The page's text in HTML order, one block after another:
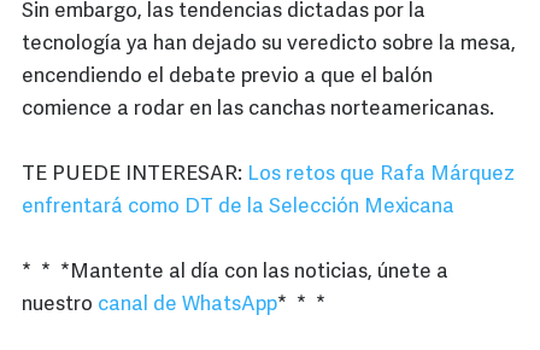
Sin embargo, las tendencias dictadas por la
tecnología ya han dejado su veredicto sobre la mesa,
encendiendo el debate previo a que el balón
comience a rodar en las canchas norteamericanas.
TE PUEDE INTERESAR: Los retos que Rafa Márquez
enfrentará como DT de la Selección Mexicana
* * *Mantente al día con las noticias, únete a
nuestro canal de WhatsApp* * *